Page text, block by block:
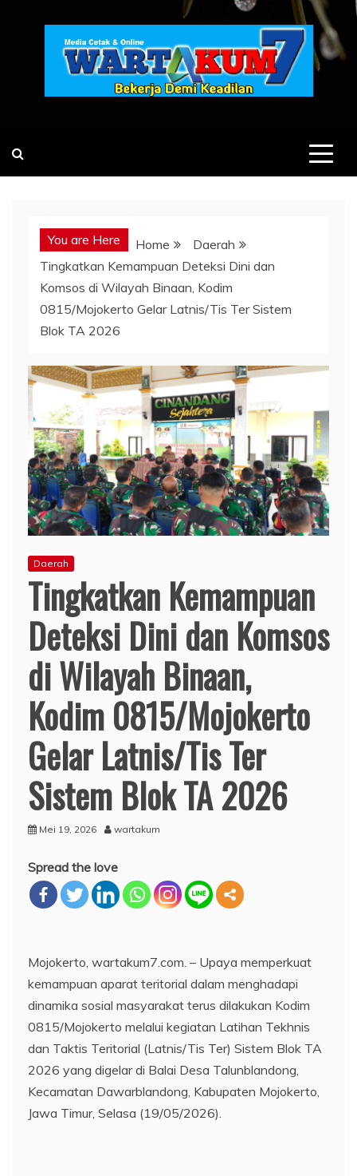
You are Here Home
Daerah
Tingkatkan Kemampuan Deteksi Dini dan
Komsos di Wilayah Binaan, Kodim
0815/Mojokerto Gelar Latnis/Tis Ter Sistem
Blok TA 2026
Daerah
Tingkatkan Kemampuan
Deteksi Dini dan Komsos
di Wilayah Binaan,
Kodim 0815/Mojokerto
Gelar Latnis/Tis Ter
Sistem Blok TA 2026
Mei 19, 2026 wartakum
Spread the love
Mojokerto, wartakum7.com. – Upaya memperkuat
kemampuan aparat teritorial dalam menghadapi
dinamika sosial masyarakat terus dilakukan Kodim
0815/Mojokerto melalui kegiatan Latihan Tekhnis
dan Taktis Teritorial (Latnis/Tis Ter) Sistem Blok TA
2026 yang digelar di Balai Desa Talunblandong,
Kecamatan Dawarblandong, Kabupaten Mojokerto,
Jawa Timur, Selasa (19/05/2026).